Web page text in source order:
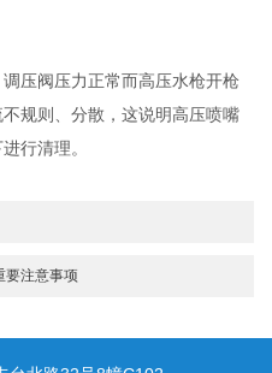
压阀压力正常而高压水枪开枪
规则、分散，这说明高压喷嘴
行清理。
要注意事项